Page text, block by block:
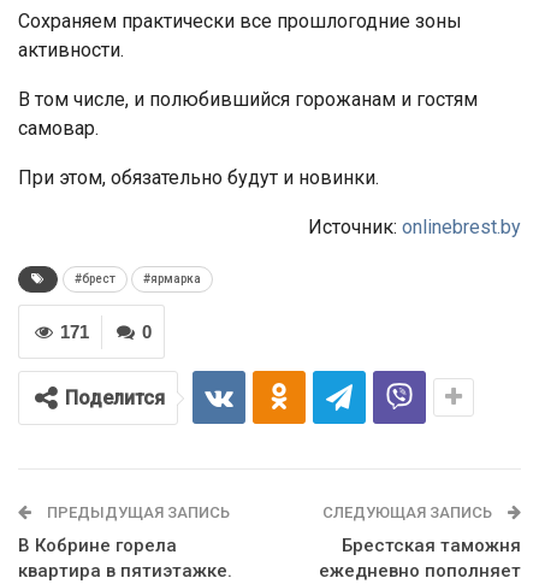
Сохраняем практически все прошлогодние зоны
активности.
В том числе, и полюбившийся горожанам и гостям
самовар.
При этом, обязательно будут и новинки.
Источник: onlinebrest.by
#брест #ярмарка
0
171
Поделится
ПРЕДЫДУЩАЯ ЗАПИСЬ
В Кобрине горела
квартира в пятиэтажке.
СЛЕДУЮЩАЯ ЗАПИСЬ
Брестская таможня
ежедневно пополняет